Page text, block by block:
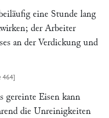
eine Stunde lang
der Arbeiter
an der Verdickung und
gereinte Eisen kann
die Unreinigkeiten